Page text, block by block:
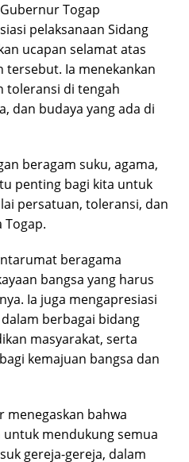
Togap
pelaksanaan Sidang
ucapan selamat atas
tersebut. Ia menekankan
toleransi di tengah
dan budaya yang ada di
beragam suku, agama,
penting bagi kita untuk
persatuan, toleransi, dan
Togap.
beragama
bangsa yang harus
Ia juga mengapresiasi
berbagai bidang
masyarakat, serta
kemajuan bangsa dan
menegaskan bahwa
mendukung semua
gereja-gereja, dalam